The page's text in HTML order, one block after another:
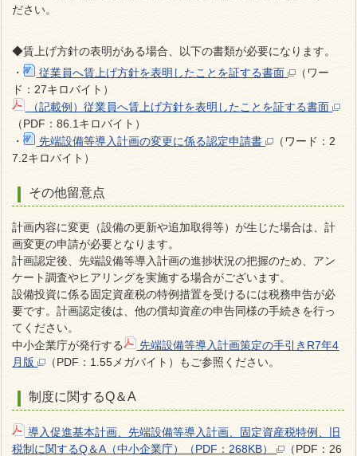
ださい。
◆賃上げ方針の表明がある場合、以下の書類が必要になります。
・
従業員へ賃上げ方針を表明したことを証する書面
（ワー
ド：27キロバイト）
（記載例）従業員へ賃上げ方針を表明したことを証する書面
（PDF：86.1キロバイト）
・
先端設備等導入計画の変更に係る認定申請書
（ワード：2
7.2キロバイト）
その他留意点
計画内容に変更（設備の更新や追加取得等）が生じた場合は、計
画変更の申請が必要となります。
計画認定後、先端設備等導入計画の進捗状況の把握のため、アン
ケート調査やヒアリングを実施する場合がございます。
設備投資に係る固定資産税の特例措置を受けるには税務申告が必
要です。計画認定後は、他の償却資産の申告同様の手続きを行っ
てください。
中小企業庁が発行する
先端設備等導入計画策定の手引きR7年4
月版
（PDF：1.55メガバイト） もご参照ください。
制度に関するQ＆A
導入促進基本計画、先端設備等導入計画、固定資産税特例、旧
税制に関するQ＆A（中小企業庁）（PDF：268KB）
（PDF：26